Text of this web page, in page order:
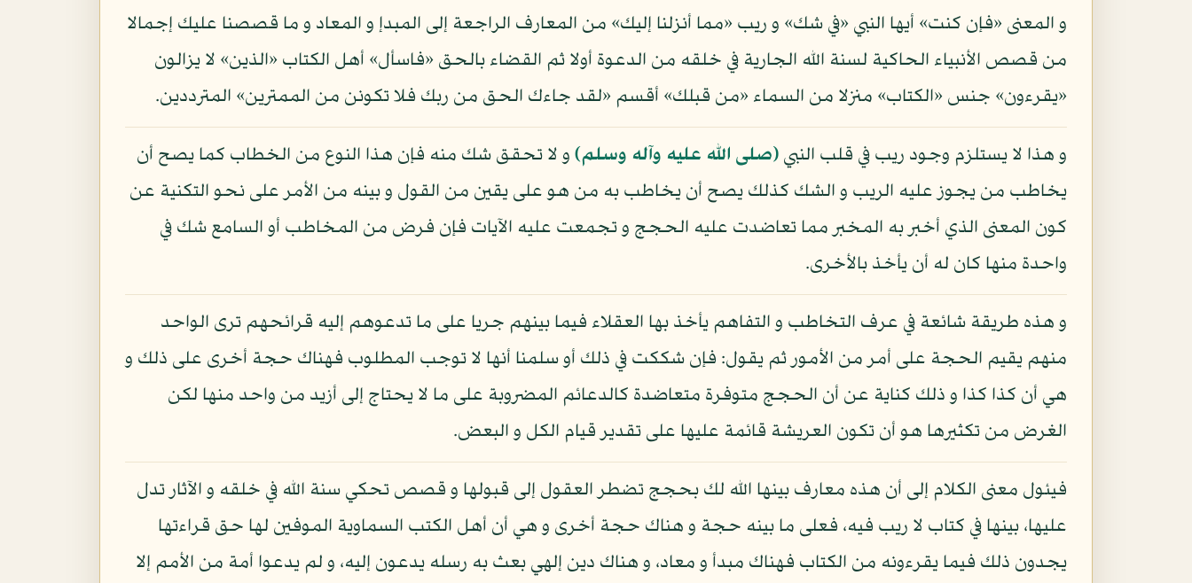
و المعنى «فإن كنت» أيها النبي «في شك» و ريب «مما أنزلنا إليك» من المعارف الراجعة إلى المبدإ و المعاد و ما قصصنا عليك إجمالا
من قصص الأنبياء الحاكية لسنة الله الجارية في خلقه من الدعوة أولا ثم القضاء بالحق «فاسأل» أهل الكتاب «الذين» لا يزالون
«يقرءون» جنس «الكتاب» منزلا من السماء «من قبلك» أقسم «لقد جاءك الحق من ربك فلا تكونن من الممترين» المترددين.
و هذا لا يستلزم وجود ريب في قلب النبي (صلى الله عليه وآله وسلم) و لا تحقق شك منه فإن هذا النوع من الخطاب كما يصح أن
يخاطب من يجوز عليه الريب و الشك كذلك يصح أن يخاطب به من هو على يقين من القول و بينه من الأمر على نحو التكنية عن
كون المعنى الذي أخبر به المخبر مما تعاضدت عليه الحجج و تجمعت عليه الآيات فإن فرض من المخاطب أو السامع شك في
واحدة منها كان له أن يأخذ بالأخرى.
و هذه طريقة شائعة في عرف التخاطب و التفاهم يأخذ بها العقلاء فيما بينهم جريا على ما تدعوهم إليه قرائحهم ترى الواحد
منهم يقيم الحجة على أمر من الأمور ثم يقول: فإن شككت في ذلك أو سلمنا أنها لا توجب المطلوب فهناك حجة أخرى على ذلك و
هي أن كذا كذا و ذلك كناية عن أن الحجج متوفرة متعاضدة كالدعائم المضروبة على ما لا يحتاج إلى أزيد من واحد منها لكن
الغرض من تكثيرها هو أن تكون العريشة قائمة عليها على تقدير قيام الكل و البعض.
فيئول معنى الكلام إلى أن هذه معارف بينها الله لك بحجج تضطر العقول إلى قبولها و قصص تحكي سنة الله في خلقه و الآثار تدل
عليها، بينها في كتاب لا ريب فيه، فعلى ما بينه حجة و هناك حجة أخرى و هي أن أهل الكتب السماوية الموفين لها حق قراءتها
يجدون ذلك فيما يقرءونه من الكتاب فهناك مبدأ و معاد، و هناك دين إلهي بعث به رسله يدعون إليه، و لم يدعوا أمة من الأمم إلا